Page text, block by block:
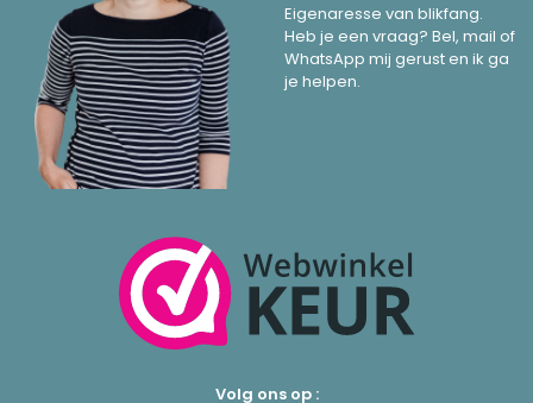
Eigenaresse van blikfang.
Heb je een vraag? Bel, mail of
WhatsApp mij gerust en ik ga
je helpen.
Volg ons op :